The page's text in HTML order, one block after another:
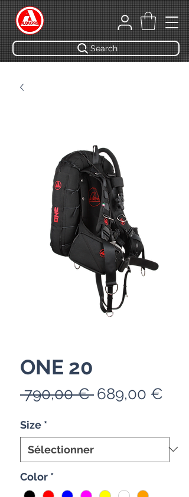
Search
ONE 20
790,00 € Prix
689,00 €
Size *
Color *